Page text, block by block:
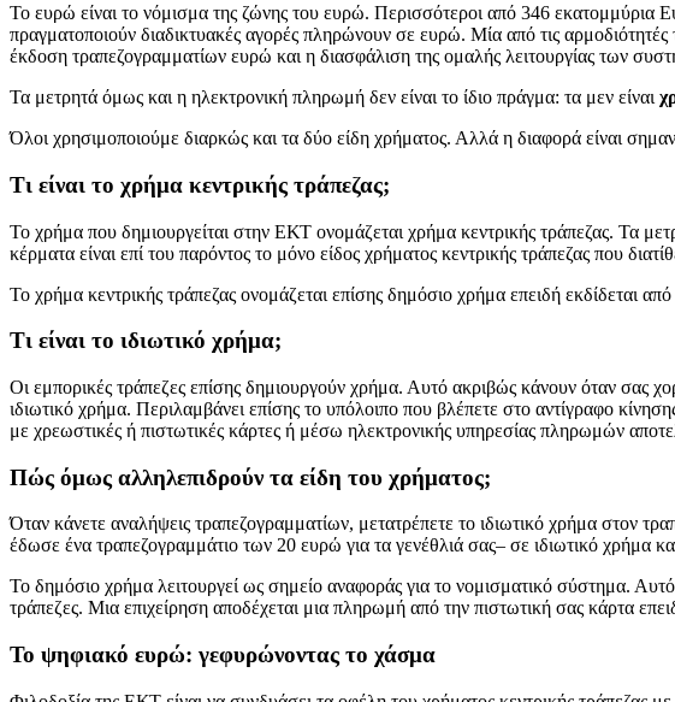
Το ευρώ είναι το νόμισμα της ζώνης του ευρώ. Περισσότεροι από 346 εκατομμύρια
πραγματοποιούν διαδικτυακές αγορές πληρώνουν σε ευρώ. Μία από τις
έκδοση τραπεζογραμματίων ευρώ και η διασφάλιση της ομαλής λειτουργίας των
Τα μετρητά όμως και η ηλεκτρονική πληρωμή δεν είναι το ίδιο πράγμα: τα μεν είναι
Όλοι χρησιμοποιούμε διαρκώς και τα δύο είδη χρήματος. Αλλά η διαφορά είναι
Τι είναι το χρήμα κεντρικής τράπεζας;
Το χρήμα που δημιουργείται στην ΕΚΤ ονομάζεται χρήμα κεντρικής τράπεζας. Τα
κέρματα είναι επί του παρόντος το μόνο είδος χρήματος κεντρικής τράπεζας που
Το χρήμα κεντρικής τράπεζας ονομάζεται επίσης δημόσιο χρήμα επειδή εκδίδεται
Τι είναι το ιδιωτικό χρήμα;
Οι εμπορικές τράπεζες επίσης δημιουργούν χρήμα. Αυτό ακριβώς κάνουν όταν σας
ιδιωτικό χρήμα. Περιλαμβάνει επίσης το υπόλοιπο που βλέπετε στο αντίγραφο
με χρεωστικές ή πιστωτικές κάρτες ή μέσω ηλεκτρονικής υπηρεσίας πληρωμών
Πώς όμως αλληλεπιδρούν τα είδη του χρήματος;
Όταν κάνετε αναλήψεις τραπεζογραμματίων, μετατρέπετε το ιδιωτικό χρήμα στον
έδωσε ένα τραπεζογραμμάτιο των 20 ευρώ για τα γενέθλιά σας– σε ιδιωτικό χρήμα
Το δημόσιο χρήμα λειτουργεί ως σημείο αναφοράς για το νομισματικό σύστημα.
τράπεζες. Μια επιχείρηση αποδέχεται μια πληρωμή από την πιστωτική σας κάρτα
Το ψηφιακό ευρώ: γεφυρώνοντας το χάσμα